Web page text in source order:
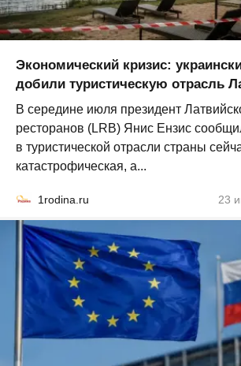
Экономический кризис:
добили туристическую отрасль
В середине июля президент
ресторанов (LRB) Янис Ензис
в туристической отрасли страны
катастрофическая, а...
1rodina.ru 23